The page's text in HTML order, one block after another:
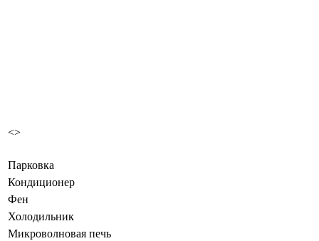
<>
Парковка
Кондиционер
Фен
Холодильник
Микроволновая печь